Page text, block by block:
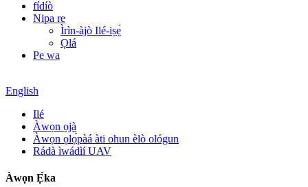
fídíò
Nipa re
Ìrìn-àjò Ilé-iṣẹ́
Ọlá
Pe wa
English
Ilé
Àwọn ọjà
Àwọn ọlọ́pàá àti ohun èlò ológun
Rádà ìwádìí UAV
Àwọn Ẹ̀ka